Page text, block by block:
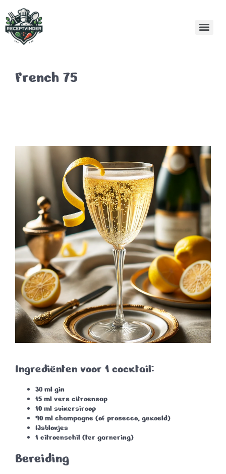
French 75
Ingrediënten voor 1 cocktail:
30 ml gin
15 ml vers citroensap
10 ml suikersiroop
90 ml champagne (of prosecco, gekoeld)
IJsblokjes
1 citroenschil (ter garnering)
Bereiding